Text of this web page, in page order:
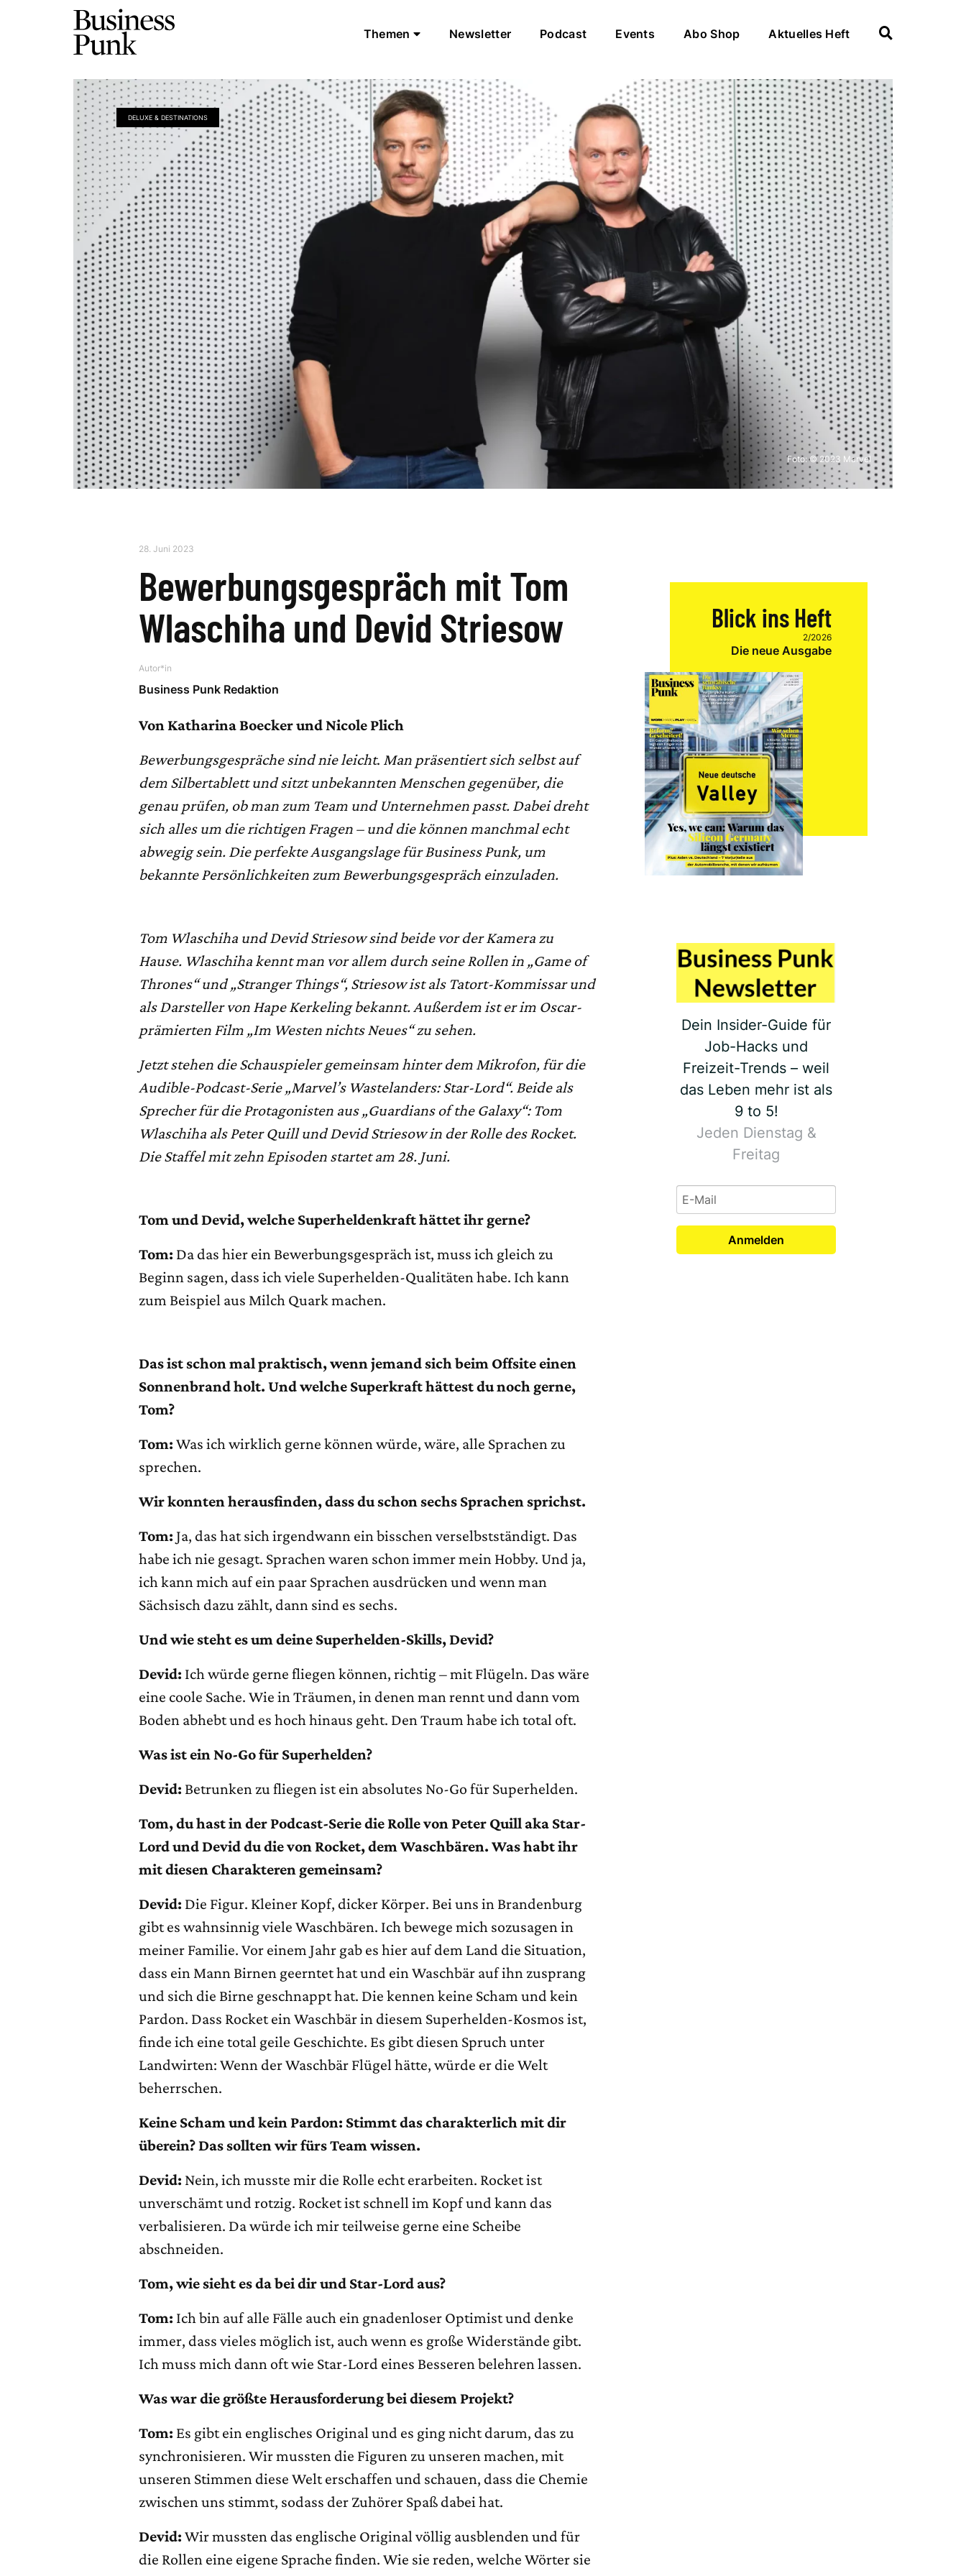
Themen Newsletter Podcast Events Abo Shop Aktuelles Heft
DELUXE & DESTINATIONS
Foto: © 2023 Marvel
28. Juni 2023
Bewerbungsgespräch mit Tom
Wlaschiha und Devid Striesow
Autor*in
Business Punk Redaktion
Von Katharina Boecker und Nicole Plich
Bewerbungsgespräche sind nie leicht. Man präsentiert sich selbst auf
dem Silbertablett und sitzt unbekannten Menschen gegenüber, die
genau prüfen, ob man zum Team und Unternehmen passt. Dabei dreht
sich alles um die richtigen Fragen – und die können manchmal echt
abwegig sein. Die perfekte Ausgangslage für Business Punk, um
bekannte Persönlichkeiten zum Bewerbungsgespräch einzuladen.
Tom Wlaschiha und Devid Striesow sind beide vor der Kamera zu
Hause. Wlaschiha kennt man vor allem durch seine Rollen in „Game of
Thrones“ und „Stranger Things“, Striesow ist als Tatort-Kommissar und
als Darsteller von Hape Kerkeling bekannt. Außerdem ist er im Oscar-
prämierten Film „Im Westen nichts Neues“ zu sehen.
Jetzt stehen die Schauspieler gemeinsam hinter dem Mikrofon, für die
Audible-Podcast-Serie „Marvel’s Wastelanders: Star-Lord“. Beide als
Sprecher für die Protagonisten aus „Guardians of the Galaxy“: Tom
Wlaschiha als Peter Quill und Devid Striesow in der Rolle des Rocket.
Die Staffel mit zehn Episoden startet am 28. Juni.
Tom und Devid,welche Superheldenkraft hättet ihr gerne?
Tom: Da das hier ein Bewerbungsgespräch ist, muss ich gleich zu
Beginn sagen, dass ich viele Superhelden-Qualitäten habe. Ich kann
zum Beispiel aus Milch Quark machen.
Das ist schon mal praktisch, wenn jemand sich beim Offsite einen
Sonnenbrand holt. Und welche Superkraft hättest du noch gerne,
Tom?
Tom:Was ich wirklich gerne können würde, wäre, alle Sprachen zu
sprechen.
Wir konnten herausfinden, dass du schon sechs Sprachen sprichst.
Tom: Ja, das hat sich irgendwann ein bisschen verselbstständigt. Das
habe ich nie gesagt. Sprachen waren schon immer mein Hobby. Und ja,
ich kann mich auf ein paar Sprachen ausdrücken und wenn man
Sächsisch dazu zählt, dann sind es sechs.
Und wie steht es um deine Superhelden-Skills, Devid?
Devid: Ich würde gerne fliegen können, richtig – mit Flügeln. Das wäre
eine coole Sache. Wie in Träumen, in denen man rennt und dann vom
Boden abhebt und es hoch hinaus geht. Den Traum habe ich total oft.
Was ist ein No-Go für Superhelden?
Devid: Betrunken zu fliegen ist ein absolutes No-Go für Superhelden.
Tom, du hast in der Podcast-Serie die Rolle von Peter Quill aka Star-
Lord und Devid du die von Rocket, dem Waschbären. Was habt ihr
mit diesen Charakteren gemeinsam?
Devid: Die Figur. Kleiner Kopf, dicker Körper. Bei uns in Brandenburg
gibt es wahnsinnig viele Waschbären. Ich bewege mich sozusagen in
meiner Familie. Vor einem Jahr gab es hier auf dem Land die Situation,
dass ein Mann Birnen geerntet hat und ein Waschbär auf ihn zusprang
und sich die Birne geschnappt hat. Die kennen keine Scham und kein
Pardon. Dass Rocket ein Waschbär in diesem Superhelden-Kosmos ist,
finde ich eine total geile Geschichte. Es gibt diesen Spruch unter
Landwirten: Wenn der Waschbär Flügel hätte, würde er die Welt
beherrschen.
Keine Scham und kein Pardon: Stimmt das charakterlich mit dir
überein? Das sollten wir fürs Team wissen.
Devid: Nein, ich musste mir die Rolle echt erarbeiten. Rocket ist
unverschämt und rotzig. Rocket ist schnell im Kopf und kann das
verbalisieren. Da würde ich mir teilweise gerne eine Scheibe
abschneiden.
Tom, wie sieht es da bei dir und Star-Lord aus?
Tom: Ich bin auf alle Fälle auch ein gnadenloser Optimist und denke
immer, dass vieles möglich ist, auch wenn es große Widerstände gibt.
Ich muss mich dann oft wie Star-Lord eines Besseren belehren lassen.
Was war die größte Herausforderung bei diesem Projekt?
Tom: Es gibt ein englisches Original und es ging nicht darum, das zu
synchronisieren. Wir mussten die Figuren zu unseren machen, mit
unseren Stimmen diese Welt erschaffen und schauen, dass die Chemie
zwischen uns stimmt, sodass der Zuhörer Spaß dabei hat.
Devid:Wir mussten das englische Original völlig ausblenden und für
die Rollen eine eigene Sprache finden. Wie sie reden, welche Wörter sie
Blick ins Heft
2/2026
Die neue Ausgabe
Dein Insider-Guide für
Job-Hacks und
Freizeit-Trends – weil
das Leben mehr ist als
9 to 5!
Jeden Dienstag &
Freitag
Anmelden